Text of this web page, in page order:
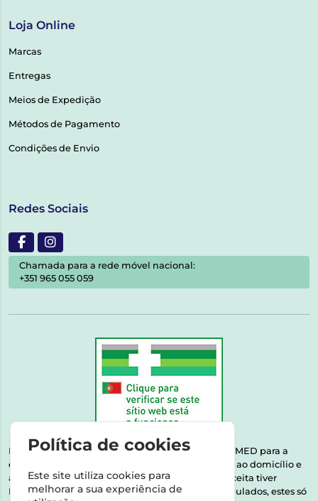
Loja Online
Marcas
Entregas
Meios de Expedição
Métodos de Pagamento
Condições de Envio
Redes Sociais
Chamada para a rede móvel nacional:
+351 965 055 059
Esta farmácia encontra-se autorizada pelo INFARMED para a
dispensa de medicamentos e produtos de saúde ao domicílio e
através da internet. Medicamentos | Se na sua receita tiver
MSRM, MNSRM, MSRMV ou Medicamentos Manipulados, estes só
Política de cookies
Este site utiliza cookies para
melhorar a sua experiência de